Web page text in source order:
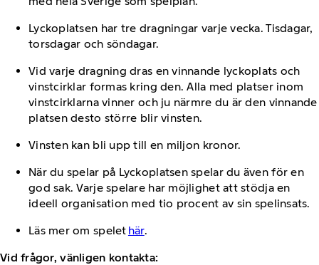
Lyckoplatsen har tre dragningar varje vecka. Tisdagar,
torsdagar och söndagar.
Vid varje dragning dras en vinnande lyckoplats och
vinstcirklar formas kring den. Alla med platser inom
vinstcirklarna vinner och ju närmre du är den vinnande
platsen desto större blir vinsten.
Vinsten kan bli upp till en miljon kronor.
När du spelar på Lyckoplatsen spelar du även för en
god sak. Varje spelare har möjlighet att stödja en
ideell organisation med tio procent av sin spelinsats.
Läs mer om spelet här.
Vid frågor, vänligen kontakta: